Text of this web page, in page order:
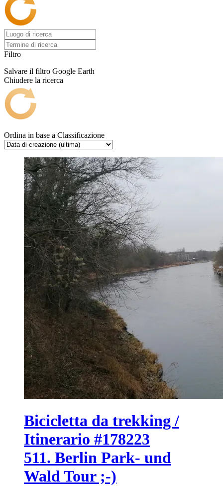
Filtro
Salvare il filtro Google Earth
Chiudere la ricerca
Ordina in base a Classificazione
Bicicletta da trekking /
Itinerario #178223
511. Berlin Park- und
Wald Tour ;-)